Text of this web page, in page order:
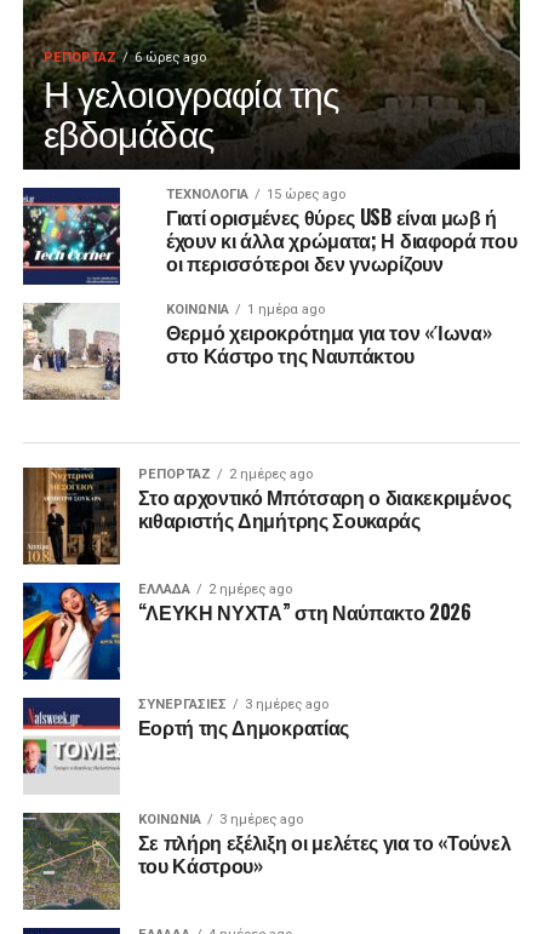
ΡΕΠΟΡΤΑΖ 6 ώρες ago
Η γελοιογραφία της
εβδομάδας
ΤΕΧΝΟΛΟΓΙΑ 15 ώρες ago
Γιατί ορισμένες θύρες USB είναι μωβ ή
έχουν κι άλλα χρώματα; Η διαφορά που
οι περισσότεροι δεν γνωρίζουν
ΚΟΙΝΩΝΙΑ 1 ημέρα ago
Θερμό χειροκρότημα για τον «Ίωνα»
στο Κάστρο της Ναυπάκτου
ΡΕΠΟΡΤΑΖ 2 ημέρες ago
Στο αρχοντικό Μπότσαρη ο διακεκριμένος
κιθαριστής Δημήτρης Σουκαράς
ΕΛΛΑΔΑ 2 ημέρες ago
“ΛΕΥΚΗ ΝΥΧΤΑ” στη Ναύπακτο 2026
ΣΥΝΕΡΓΑΣΙΕΣ 3 ημέρες ago
Εορτή της Δημοκρατίας
ΚΟΙΝΩΝΙΑ 3 ημέρες ago
Σε πλήρη εξέλιξη οι μελέτες για το «Τούνελ
του Κάστρου»